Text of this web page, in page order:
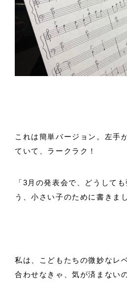
これは簡単バージョン。左手
ていて、ラークラク！
「3月の発表会で、どうして
う、小さい子のために書きま
私は、こどもたちの微妙なレ
合わせなきゃ、気が済まない